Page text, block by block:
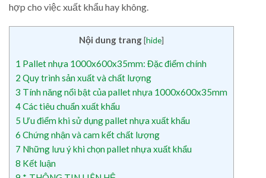
hợp cho việc xuất khẩu hay không.
Nội dung trang[hide]
1 Pallet nhựa 1000x600x35mm: Đặc điểm chính
2 Quy trình sản xuất và chất lượng
3 Tính năng nổi bật của pallet nhựa 1000x600x35mm
4Các tiêu chuẩn xuất khẩu
5 Ưu điểm khi sử dụng pallet nhựa xuất khẩu
6 Chứng nhận và cam kết chất lượng
7 Những lưu ý khi chọn pallet nhựa xuất khẩu
8 Kết luận